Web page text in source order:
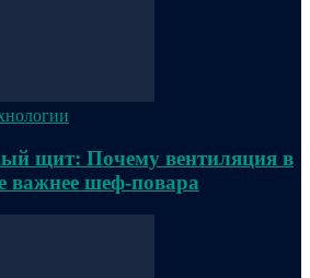
щит: Почему вентиляция в
важнее шеф-повара